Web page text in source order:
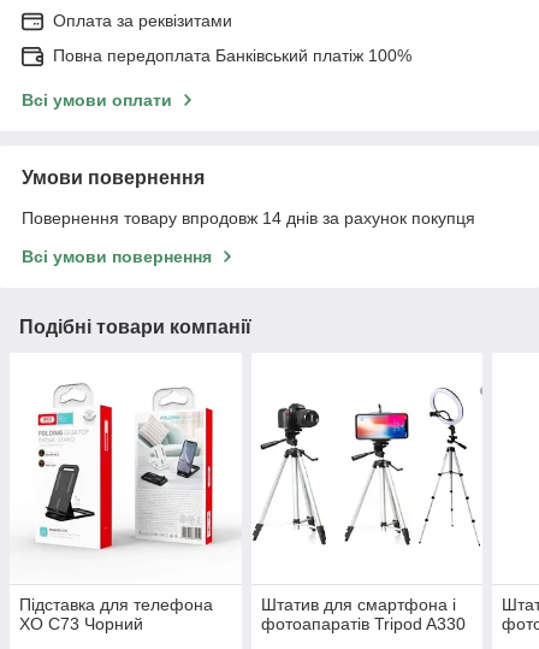
Оплата за реквізитами
Повна передоплата Банківський платіж 100%
Всі умови оплати
Умови повернення
Повернення товару впродовж 14 днів за рахунок покупця
Всі умови повернення
Подібні товари компанії
Підставка для телефона
XO C73 Чорний
Штатив для смартфона і
фотоапаратів Tripod A330